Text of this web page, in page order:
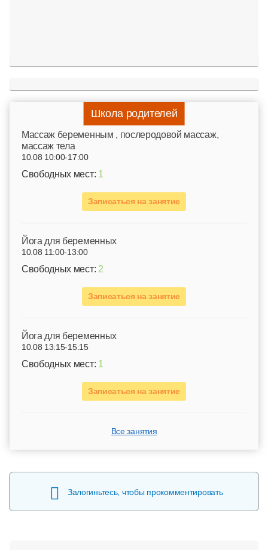
Школа родителей
Mассаж беременным , послеродовой массаж,
массаж тела
10.08 10:00-17:00
Свободных мест: 1
Записаться на занятие
Йога для беременных
10.08 11:00-13:00
Свободных мест: 2
Записаться на занятие
Йога для беременных
10.08 13:15-15:15
Свободных мест: 1
Записаться на занятие
Все занятия
Залогиньтесь, чтобы прокомментировать